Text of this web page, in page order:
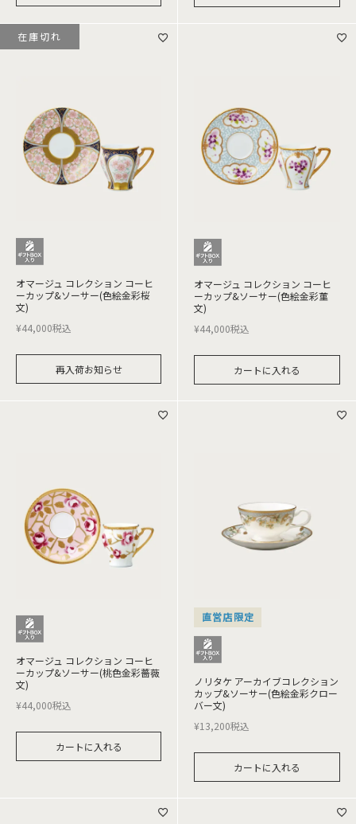
オマージュ コレクション コーヒ
ーカップ&ソーサー(色絵金彩桜
文)
¥44,000税込
再入荷お知らせ
在庫切れ
オマージュ コレクション コーヒ
ーカップ&ソーサー(色絵金彩菫
文)
¥44,000税込
カートに入れる
オマージュ コレクション コーヒ
ーカップ&ソーサー(桃色金彩薔薇
文)
¥44,000税込
カートに入れる
直営店限定
ノリタケ アーカイブコレクション
カップ&ソーサー(色絵金彩クロー
バー文)
¥13,200税込
カートに入れる